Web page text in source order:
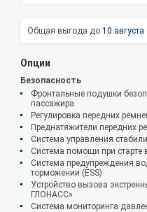
10 августа
Опции
Безопасность
Фронтальные подушки
пассажира
Регулировка передних
Преднатяжители передних
Система управления
Система помощи при старте
Система предупреждения
торможении (ESS)
Устройство вызова
ГЛОНАСС»
Система мониторинга